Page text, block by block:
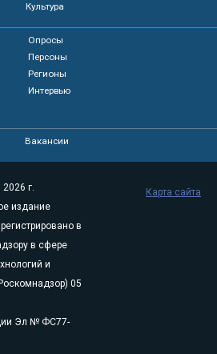
Культура
Опросы
Персоны
Регионы
Интервью
Вакансии
г.
издание
в
в сфере
и
05
Эл № ФС77-
Карта сайта